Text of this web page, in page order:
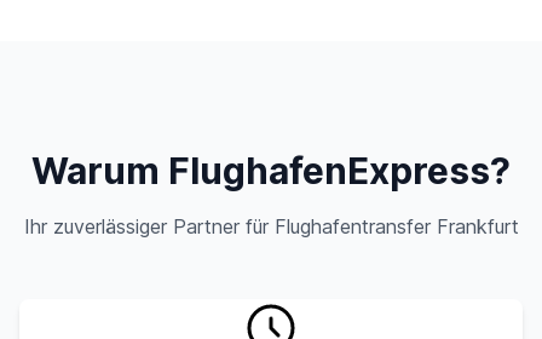
Warum FlughafenExpress?
Ihr zuverlässiger Partner für Flughafentransfer Frankfurt